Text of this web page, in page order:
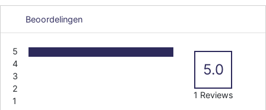
Beoordelingen
5
4
3
2
1
5.0
1 Reviews